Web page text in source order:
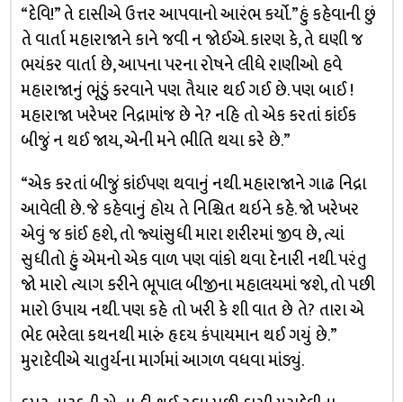
“દેવિ!” તે દાસીએ ઉત્તર આપવાનો આરંભ કર્યો.”હું કહેવાની છું
તે વાર્તા મહારાજાને કાને જવી ન જોઈએ. કારણ કે, તે ઘણી જ
ભયંકર વાર્તા છે, આપના પરના રોષને લીધે રાણીઓ હવે
મહારાજાનું ભૂંડું કરવાને પણ તૈયાર થઈ ગઈ છે. પણ બાઈ !
મહારાજા ખરેખર નિદ્રામાંજ છે ને? નહિ તો એક કરતાં કાંઈક
બીજું ન થઈ જાય, એની મને ભીતિ થયા કરે છે.”
“એક કરતાં બીજું કાંઈપણ થવાનું નથી. મહારાજાને ગાઢ નિદ્રા
આવેલી છે. જે કહેવાનું હોય તે નિશ્ચિત થઇને કહે. જો ખરેખર
એવું જ કાંઈ હશે, તો જ્યાંસુધી મારા શરીરમાં જીવ છે, ત્યાં
સુધીતો હું એમનો એક વાળ પણ વાંકો થવા દેનારી નથી. પરંતુ
જો મારો ત્યાગ કરીને ભૂપાલ બીજીના મહાલયમાં જશે, તો પછી
મારો ઉપાય નથી. પણ કહે તો ખરી કે શી વાત છે તે? તારા એ
ભેદ ભરેલા કથનથી મારું હૃદય કંપાયમાન થઈ ગયું છે.”
મુરાદેવીએ ચાતુર્યના માર્ગમાં આગળ વધવા માંડ્યું.